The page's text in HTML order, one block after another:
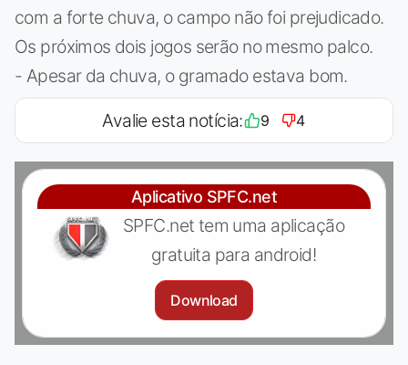
com a forte chuva, o campo não foi prejudicado.
Os próximos dois jogos serão no mesmo palco.
- Apesar da chuva, o gramado estava bom.
Avalie esta notícia: 9 4
Aplicativo SPFC.net
SPFC.net tem uma aplicação
gratuita para android!
Download